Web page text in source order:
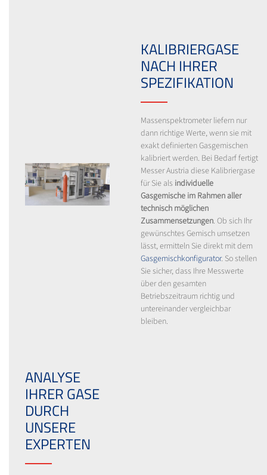
KALIBRIERGASE
NACH IHRER
SPEZIFIKATION
Massenspektrometer liefern nur
dann richtige Werte, wenn sie mit
exakt definierten Gasgemischen
kalibriert werden. Bei Bedarf fertigt
Messer Austria diese Kalibriergase
für Sie als individuelle
Gasgemische im Rahmen aller
technisch möglichen
Zusammensetzungen. Ob sich Ihr
gewünschtes Gemisch umsetzen
lässt, ermitteln Sie direkt mit dem
Gasgemischkonfigurator. So stellen
Sie sicher, dass Ihre Messwerte
über den gesamten
Betriebszeitraum richtig und
untereinander vergleichbar
bleiben.
ANALYSE
IHRER GASE
DURCH
UNSERE
EXPERTEN